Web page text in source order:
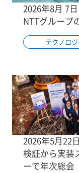
2026年8月 7日
NTTグループ
テクノロ
2026年5月22日
検証から実装
ーで年次総会